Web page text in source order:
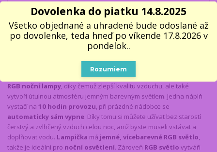
Komentáre
0 Inšpirácia na ďalšie darčeky 8
Kompletné špecifikácie
kombinuje funkcezvlhčovače vzduchu
RGB noční lampy, díky čemuž zlepší kvalitu vzduchu, ale také
vytvoří útulnou atmosféru jemným barevným světlem. Jedna náplň
vystačí na 10 hodin provozu, při prázdné nádobce se
automaticky sám vypne. Díky tomu si můžete užívat bez starostí
čerstvý a zvlhčený vzduch celou noc, aniž byste museli vstávat a
doplňovat vodu. Lampička má jemné, vícebarevné RGB světlo,
takže je ideální pro noční osvětlení. Zároveň RGB světlo vytváří
Dovolenka do piatku 14.8.2025
Všetko objednané a uhradené bude odoslané až
po dovolenke, teda hneď po víkende 17.8.2026 v
pondelok..
Rozumiem